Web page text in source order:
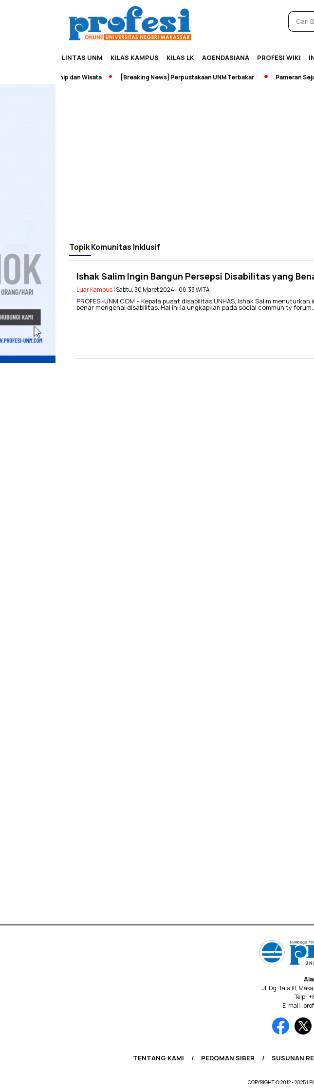
LINTAS UNM KILAS KAMPUS KILAS LK AGENDASIANA PROFESI WIKI
Edupreneurship dan Wisata [Breaking News] Perpustakaan UNM Terbakar Pameran
TopikKomunitas Inklusif
Ishak Salim Ingin Bangun Persepsi Disabilitas yang
Luar Kampus| Sabtu, 30 Maret 2024 - 08:33 WITA
PROFESI-UNM.COM – Kepala pusat disabilitas UNHAS, Ishak Salim
benar mengenai disabilitas. Hal ini Ia ungkapkan pada social community
Jl. Dg. Tata III,
Telp :
E-mail :
TENTANG KAMI PEDOMAN SIBER SUSUNAN
COPYRIGHT © 2012 - 2025